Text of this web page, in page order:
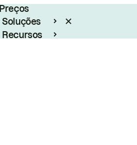
Preços
Soluções
Recursos